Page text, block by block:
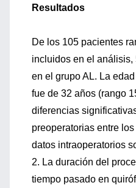
Resultados
De los 105 pacientes
incluidos en el análisis,
en el grupo AL. La
fue de 32 años (rango
diferencias
preoperatorias entre
datos intraoperatorios
2. La duración del
tiempo pasado en